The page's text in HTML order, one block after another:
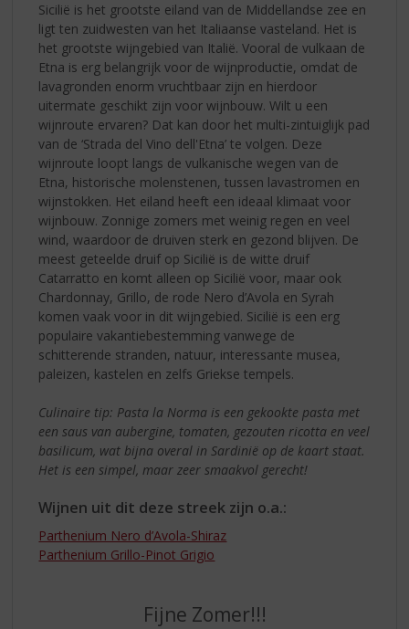
Sicilië is het grootste eiland van de Middellandse zee en
ligt ten zuidwesten van het Italiaanse vasteland. Het is
het grootste wijngebied van Italië. Vooral de vulkaan de
Etna is erg belangrijk voor de wijnproductie, omdat de
lavagronden enorm vruchtbaar zijn en hierdoor
uitermate geschikt zijn voor wijnbouw. Wilt u een
wijnroute ervaren? Dat kan door het multi-zintuiglijk pad
van de ‘Strada del Vino dell'Etna’ te volgen. Deze
wijnroute loopt langs de vulkanische wegen van de
Etna, historische molenstenen, tussen lavastromen en
wijnstokken. Het eiland heeft een ideaal klimaat voor
wijnbouw. Zonnige zomers met weinig regen en veel
wind, waardoor de druiven sterk en gezond blijven. De
meest geteelde druif op Sicilië is de witte druif
Catarratto en komt alleen op Sicilië voor, maar ook
Chardonnay, Grillo, de rode Nero d’Avola en Syrah
komen vaak voor in dit wijngebied. Sicilië is een erg
populaire vakantiebestemming vanwege de
schitterende stranden, natuur, interessante musea,
paleizen, kastelen en zelfs Griekse tempels.
Culinaire tip: Pasta la Norma is een gekookte pasta met
een saus van aubergine, tomaten, gezouten ricotta en veel
basilicum, wat bijna overal in Sardinië op de kaart staat.
Het is een simpel, maar zeer smaakvol gerecht!
Wijnen uit dit deze streek zijn o.a.:
Parthenium Nero d’Avola-Shiraz
Parthenium Grillo-Pinot Grigio
Fijne Zomer!!!